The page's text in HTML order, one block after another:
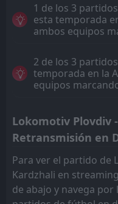
1 de los 3
esta temporada
ambos equipos
2 de los 3
temporada en la
equipos
Lokomotiv Plovdiv
Retransmisión en
Para ver el partido de
Kardzhali en
de abajo y navega